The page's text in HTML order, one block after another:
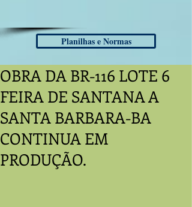
Planilhas e Normas
OBRA DA BR-116 LOTE 6
FEIRA DE SANTANA A
SANTA BARBARA-BA
CONTINUA EM
PRODUÇÃO.